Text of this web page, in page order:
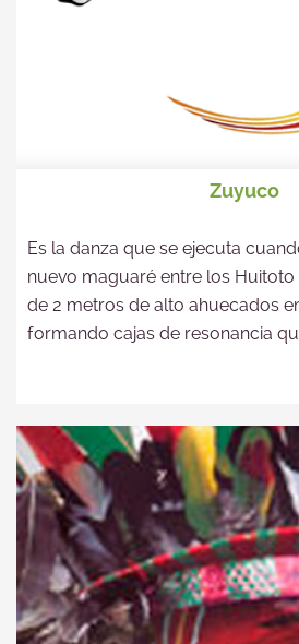
Zuyuco
Es la danza que se ejecuta
nuevo maguaré entre los
de 2 metros de alto ahuecados
formando cajas de resonancia
que son de los hombres y otras
,pertenecen al tiempo cuando el
Buinaima instruia a la gente en
fuego, el hacha, la coca, la miel,
es decir los elementos básicos